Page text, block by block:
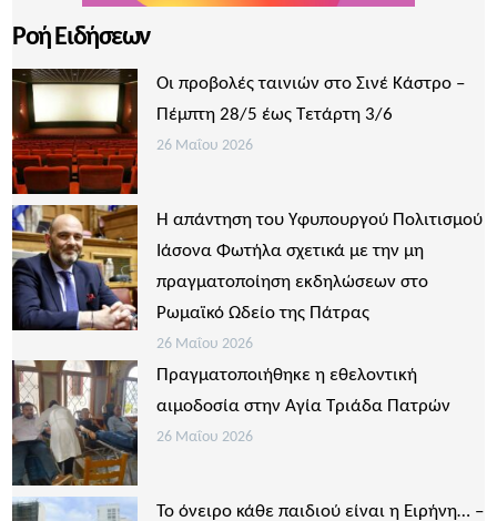
Ροή Ειδήσεων
Οι προβολές ταινιών στο Σινέ Κάστρο –
Πέμπτη 28/5 έως Τετάρτη 3/6
26 Μαΐου 2026
Η απάντηση του Υφυπουργού Πολιτισμού
Ιάσονα Φωτήλα σχετικά με την μη
πραγματοποίηση εκδηλώσεων στο
Ρωμαϊκό Ωδείο της Πάτρας
26 Μαΐου 2026
Πραγματοποιήθηκε η εθελοντική
αιμοδοσία στην Αγία Τριάδα Πατρών
26 Μαΐου 2026
Το όνειρο κάθε παιδιού είναι η Ειρήνη… –